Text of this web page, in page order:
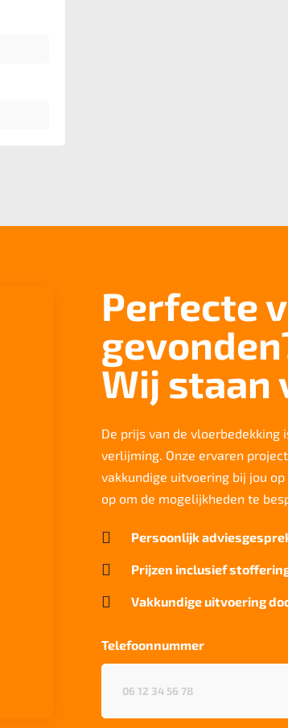
Perfecte
Wij staan
De prijs van de
verlijming. Onze ervaren
vakkundige uitvoering bij jou
op om de mogelijkheden te
 Persoonlijk
 Prijzen inclusief
 Vakkundige uitvoering
Telefoonnummer